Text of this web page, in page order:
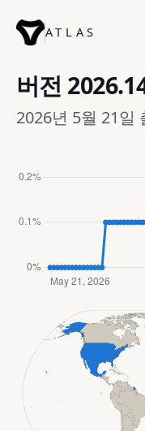
ATLAS
버전
2026년 5월 21일